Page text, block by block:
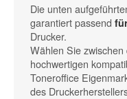
Die unten
garantiert passend
Drucker.
Wählen Sie
hochwertigen
Toneroffice
des